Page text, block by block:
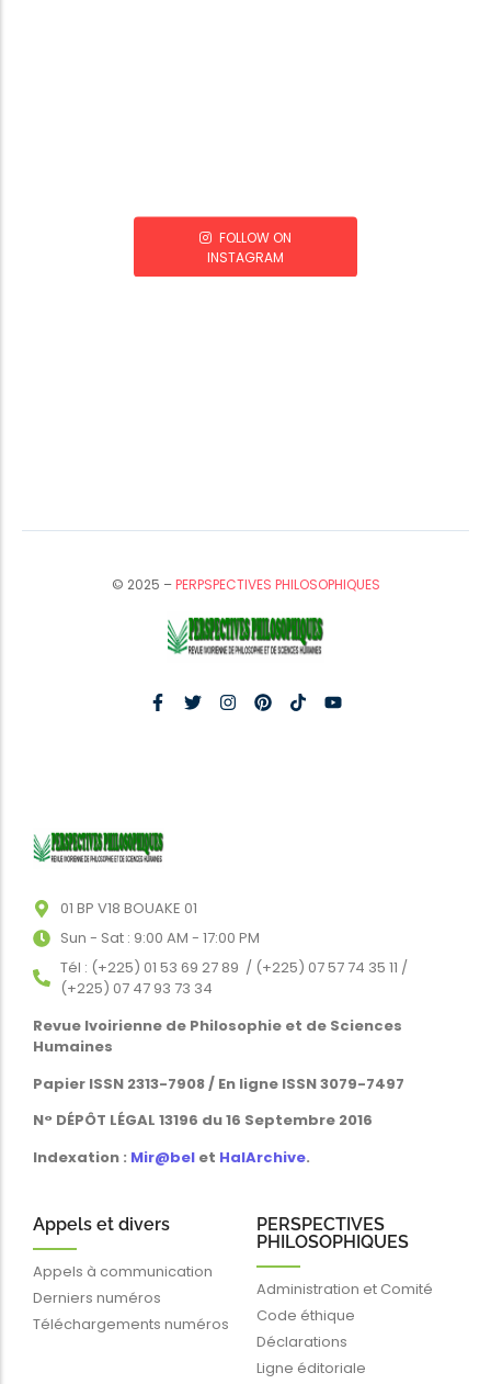
FOLLOW ON
INSTAGRAM
© 2025 –PERPSPECTIVES PHILOSOPHIQUES
01 BP V18 BOUAKE 01
Sun - Sat : 9:00 AM - 17:00 PM
Tél : (+225) 01 53 69 27 89 / (+225) 07 57 74 35 11 /
(+225) 07 47 93 73 34
Revue Ivoirienne de Philosophie et de Sciences
Humaines
Papier ISSN 2313-7908 / En ligne ISSN 3079-7497
N° DÉPÔT LÉGAL 13196 du 16 Septembre 2016
Indexation : Mir@bel et HalArchive.
Appels et divers
Appels à communication
Derniers numéros
Téléchargements numéros
PERSPECTIVES
PHILOSOPHIQUES
Administration et Comité
Code éthique
Déclarations
Ligne éditoriale